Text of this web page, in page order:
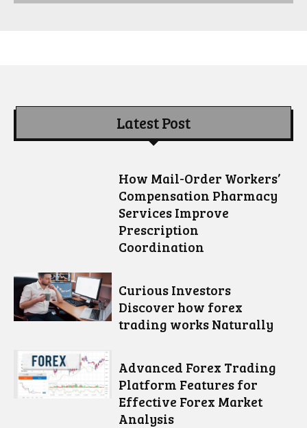
Latest Post
How Mail-Order Workers’
Compensation Pharmacy
Services Improve
Prescription
Coordination
Curious Investors
Discover how forex
trading works Naturally
Advanced Forex Trading
Platform Features for
Effective Forex Market
Analysis